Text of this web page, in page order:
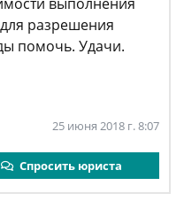
разрешения
помочь. Удачи.
25 июня 2018 г. 8:07
Спросить юриста